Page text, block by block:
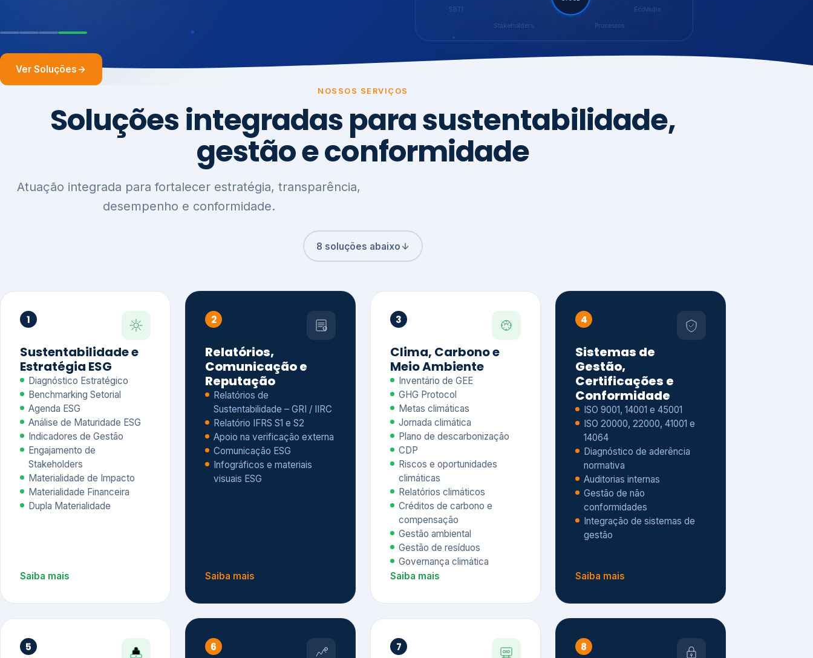
Ver Soluções
Stakeholders Processos
SBTi EcoVadis
NOSSOS SERVIÇOS
Soluções integradas para sustentabilidade,
gestão e conformidade
Atuação integrada para fortalecer estratégia, transparência,
desempenho e conformidade.
8 soluções abaixo
1
Sustentabilidade e
Estratégia ESG
Diagnóstico Estratégico
Benchmarking Setorial
Agenda ESG
Análise de Maturidade ESG
Indicadores de Gestão
Engajamento de
Stakeholders
Materialidade de Impacto
Materialidade Financeira
Dupla Materialidade
Saiba mais
2
Relatórios,
Comunicação e
Reputação
Relatórios de
Sustentabilidade – GRI / IIRC
Relatório IFRS S1 e S2
Apoio na verificação externa
Comunicação ESG
Infográficos e materiais
visuais ESG
Saiba mais
3
Clima, Carbono e
Meio Ambiente
Inventário de GEE
GHG Protocol
Metas climáticas
Jornada climática
Plano de descarbonização
CDP
Riscos e oportunidades
climáticas
Relatórios climáticos
Créditos de carbono e
compensação
Gestão ambiental
Gestão de resíduos
Governança climática
Saiba mais
4
Sistemas de
Gestão,
Certificações e
Conformidade
ISO 9001, 14001 e 45001
ISO 20000, 22000, 41001 e
14064
Diagnóstico de aderência
normativa
Auditorias internas
Gestão de não
conformidades
Integração de sistemas de
gestão
Saiba mais
5 6 7 8